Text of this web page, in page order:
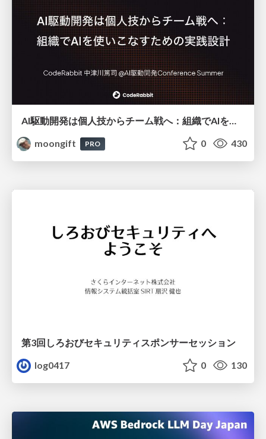
AI駆動開発は個人技からチーム戦へ：組織でAIを使いこなすための実践設計
moongift
PRO 0 430
第3回しろおびセキュリティスポンサーセッション
log0417
0 130